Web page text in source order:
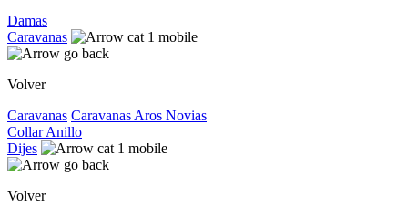
Damas
Caravanas
Volver
Caravanas Caravanas Aros Novias
CollarAnillo
Dijes
Volver